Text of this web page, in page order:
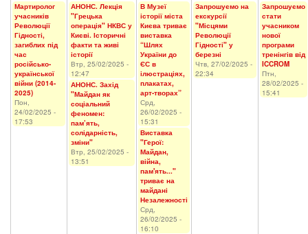
Мартиролог
учасників
Революції
Гідності,
загиблих під
час
російсько-
української
війни (2014-
2025)
Пон,
24/02/2025 -
17:53
АНОНС. Лекція
"Грецька
операція" НКВС у
Києві. Історичні
факти та живі
історії
Втр, 25/02/2025 -
12:47
АНОНС. Захід
"Майдан як
соціальний
феномен:
пам’ять,
солідарність,
зміни"
Втр, 25/02/2025 -
13:51
В Музеї
історії міста
Києва триває
виставка
“Шлях
України до
ЄС в
ілюстраціях,
плакатах,
арт-творах”
Срд,
26/02/2025 -
15:31
Виставка
"Герої:
Майдан,
війна,
пам'ять..."
триває на
майдані
Незалежності
Срд,
26/02/2025 -
16:10
Запрошуємо на
екскурсії
"Місцями
Революції
Гідності" у
березні
Чтв, 27/02/2025 -
22:34
Запрошуємо
стати
учасником
нової
програми
тренінгів від
ICCROM
Птн,
28/02/2025 -
15:41